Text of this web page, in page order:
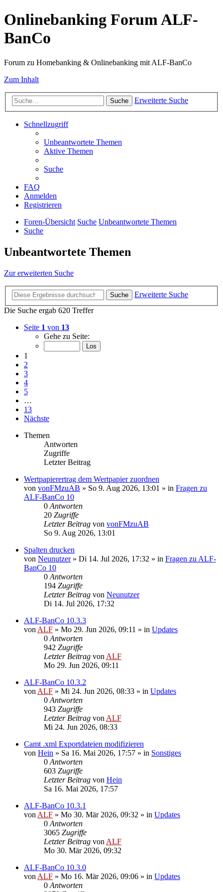
Onlinebanking Forum ALF-
BanCo
Forum zu Homebanking & Onlinebanking mit ALF-BanCo
Zum Inhalt
Suche Erweiterte Suche
Schnellzugriff
Unbeantwortete Themen
Aktive Themen
Suche
FAQ
Anmelden
Registrieren
Foren-Übersicht Suche Unbeantwortete Themen
Suche
Unbeantwortete Themen
Zur erweiterten Suche
Suche
Erweiterte Suche
Die Suche ergab 620 Treffer
Seite 1 von 13
Gehe zu Seite:
1
2
3
4
5
…
13
Nächste
Themen
Antworten
Zugriffe
Letzter Beitrag
Wertpapierertrag dem Wertpapier zuordnen
von vonFMzuAB » So 9. Aug 2026, 13:01 » in Fragen zu
ALF-BanCo 10
0 Antworten
20 Zugriffe
Letzter Beitrag von vonFMzuAB
So 9. Aug 2026, 13:01
Spalten drucken
von Neunutzer» Di 14. Jul 2026, 17:32 » in Fragen zu ALF-
BanCo 10
0 Antworten
194 Zugriffe
Letzter Beitrag von Neunutzer
Di 14. Jul 2026, 17:32
ALF-BanCo 10.3.3
von ALF » Mo 29. Jun 2026, 09:11 » in Updates
0 Antworten
942 Zugriffe
Letzter Beitrag von ALF
Mo 29. Jun 2026, 09:11
ALF-BanCo 10.3.2
von ALF » Mi 24. Jun 2026, 08:33 » in Updates
0 Antworten
943 Zugriffe
Letzter Beitrag von ALF
Mi 24. Jun 2026, 08:33
Camt .xml Exportdateien modifizieren
von Hein » Sa 16. Mai 2026, 17:57 » in Sonstiges
0 Antworten
603 Zugriffe
Letzter Beitrag von Hein
Sa 16. Mai 2026, 17:57
ALF-BanCo 10.3.1
von ALF » Mo 30. Mär 2026, 09:32 » in Updates
0 Antworten
3065 Zugriffe
Letzter Beitrag von ALF
Mo 30. Mär 2026, 09:32
ALF-BanCo 10.3.0
von ALF » Mo 16. Mär 2026, 09:06 » in Updates
0 Antworten